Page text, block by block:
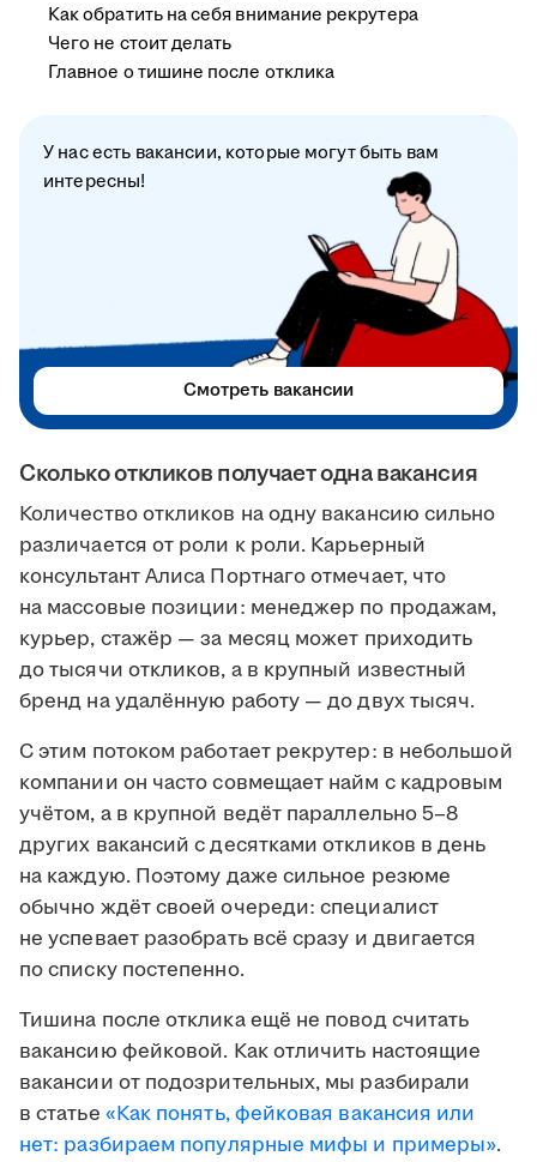
Сколько откликов получает одна вакансия
Количество откликов на одну вакансию сильно
различается от роли к роли. Карьерный
консультант Алиса Портнаго отмечает, что
на массовые позиции: менеджер по продажам,
курьер, стажёр — за месяц может приходить
до тысячи откликов, а в крупный известный
бренд на удалённую работу — до двух тысяч.
С этим потоком работает рекрутер: в небольшой
компании он часто совмещает найм с кадровым
учётом, а в крупной ведёт параллельно 5–8
других вакансий с десятками откликов в день
на каждую. Поэтому даже сильное резюме
обычно ждёт своей очереди: специалист
не успевает разобрать всё сразу и двигается
по списку постепенно.
Тишина после отклика ещё не повод считать
вакансию фейковой. Как отличить настоящие
вакансии от подозрительных, мы разбирали
в статье «Как понять, фейковая вакансия или
нет: разбираем популярные мифы и примеры».
Как обратить на себя внимание рекрутера
Чего не стоит делать
Главное о тишине после отклика
У нас есть вакансии, которые могут быть вам
интересны!
Смотреть вакансии